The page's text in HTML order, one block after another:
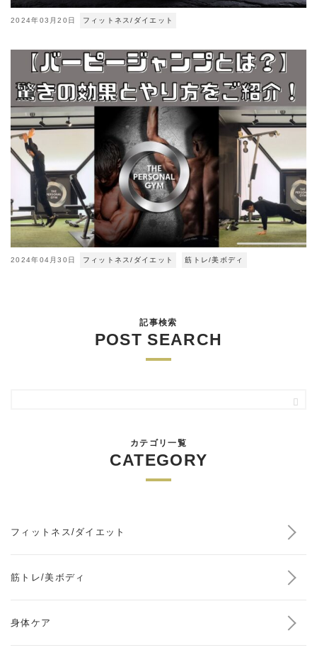
2024年03月20日 フィットネス/ダイエット
2024年04月30日 フィットネス/ダイエット 筋トレ/美ボディ
記事検索
POST SEARCH
カテゴリ一覧
CATEGORY
フィットネス/ダイエット
筋トレ/美ボディ
身体ケア